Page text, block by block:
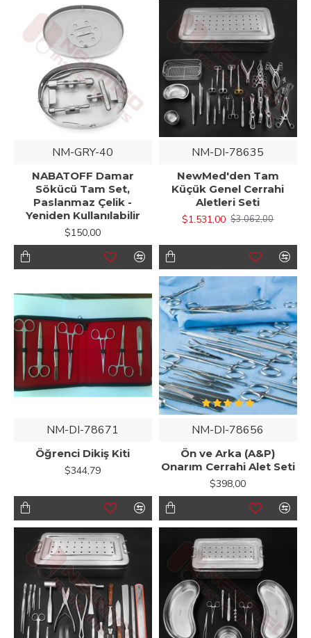
NM-GRY-40
NABATOFF Damar
Sökücü Tam Set,
Paslanmaz Çelik -
Yeniden Kullanılabilir
$150,00
NM-DI-78635
NewMed'den Tam
Küçük Genel Cerrahi
Aletleri Seti
$1.531,00 $3.062,00
NM-DI-78671
Öğrenci Dikiş Kiti
$344,79
NM-DI-78656
Ön ve Arka (A&P)
Onarım Cerrahi Alet Seti
$398,00